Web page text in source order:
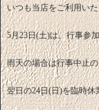
いつも当店をご利用い
5月23日(土)は、行事参
雨天の場合は行事中止
翌日の24日(日)を臨時